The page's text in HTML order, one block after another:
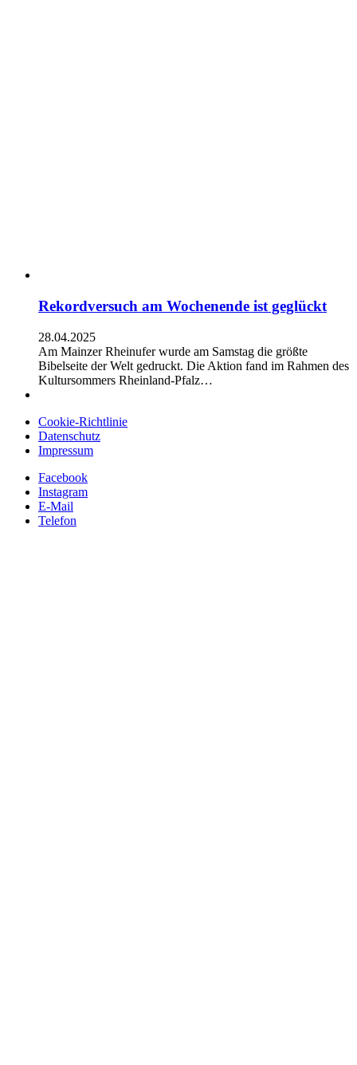
Rekordversuch am Wochenende ist geglückt
28.04.2025
Am Mainzer Rheinufer wurde am Samstag die größte
Bibelseite der Welt gedruckt. Die Aktion fand im Rahmen des
Kultursommers Rheinland-Pfalz…
Cookie-Richtlinie
Datenschutz
Impressum
Facebook
Instagram
E-Mail
Telefon